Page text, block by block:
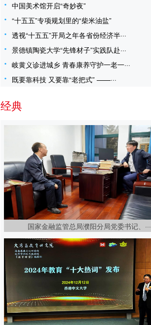
中国美术馆开启“奇妙夜”
“十五五”专项规划里的“柴米油盐”
透视“十五五”开局之年各省份经济半···
景德镇陶瓷大学“先锋材子”实践队赴···
岐黄义诊进城乡 青春康养守护一老一···
既要靠科技 又要靠“老把式” ——···
经典
国家金融监管总局濮阳分局党委书记、···